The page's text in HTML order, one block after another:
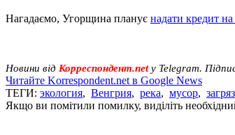
Нагадаємо, Угорщина планує надати кредит
Новини від Корреспондент.netу Telegram.
Читайте Korrespondent.net в Google News
ТЕГИ: экология, Венгрия, река, мусор,
Якщо ви помітили помилку, виділіть